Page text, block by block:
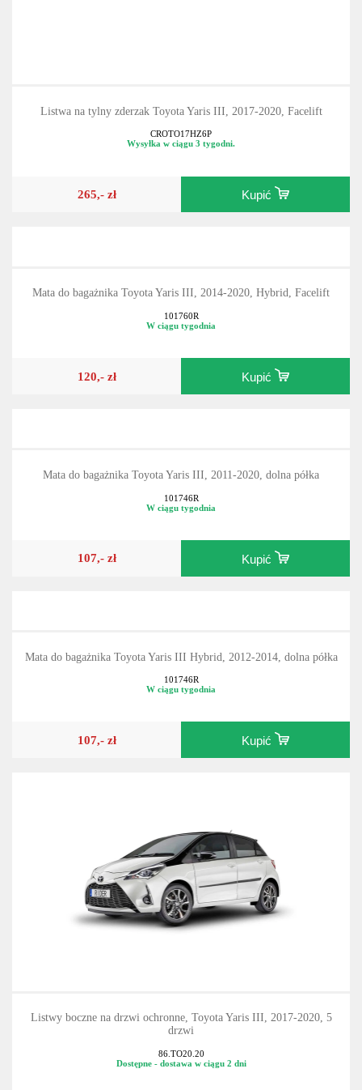
Listwa na tylny zderzak Toyota Yaris III, 2017-2020, Facelift
CROTO17HZ6P
Wysyłka w ciągu 3 tygodni.
265,- zł Kupić
Mata do bagażnika Toyota Yaris III, 2014-2020, Hybrid, Facelift
101760R
W ciągu tygodnia
120,- zł Kupić
Mata do bagażnika Toyota Yaris III, 2011-2020, dolna półka
101746R
W ciągu tygodnia
107,- zł Kupić
Mata do bagażnika Toyota Yaris III Hybrid, 2012-2014, dolna półka
101746R
W ciągu tygodnia
107,- zł Kupić
Listwy boczne na drzwi ochronne, Toyota Yaris III, 2017-2020, 5
drzwi
86.TO20.20
Dostępne - dostawa w ciągu 2 dni